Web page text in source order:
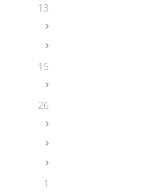
13
15
26
1